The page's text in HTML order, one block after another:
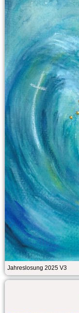
Jahreslosung 2025 V3